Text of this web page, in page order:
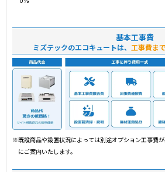
基本工事費
ミズテックのエコキュートは、 工事費ま
※既設商品や設置状況によっては別途オプション工事費
にご案内いたします。